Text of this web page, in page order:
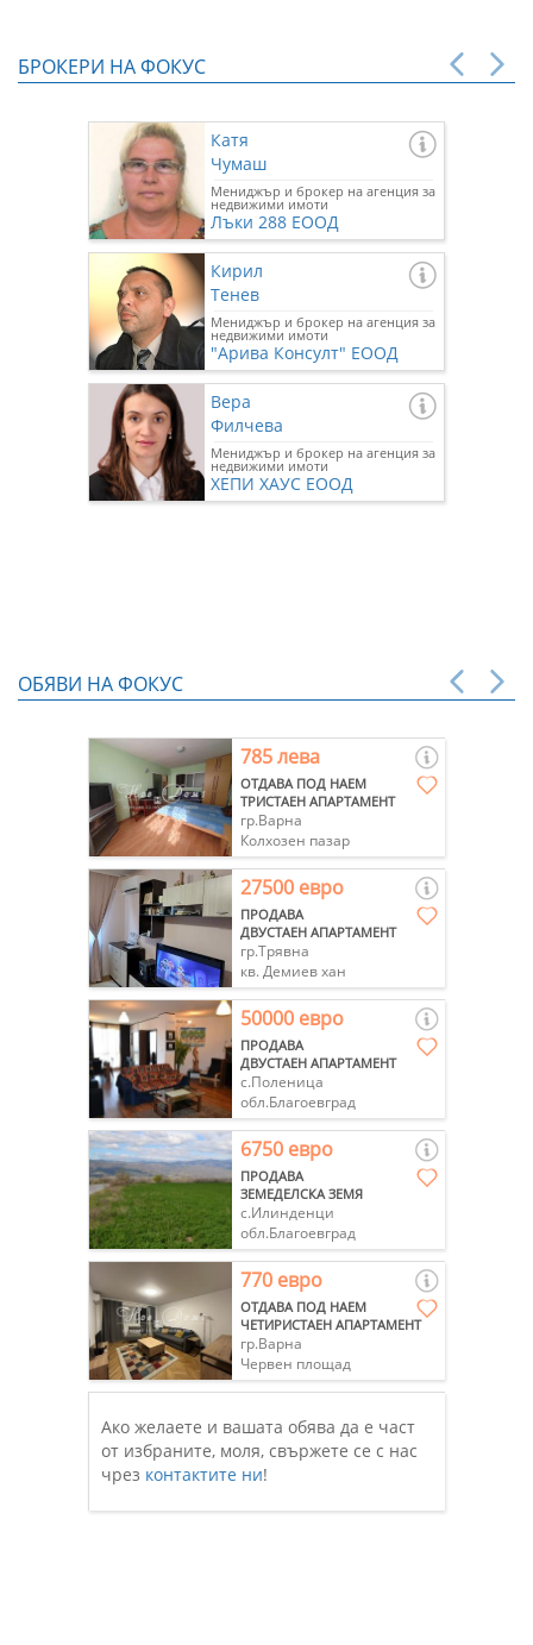
БРОКЕРИ НА ФОКУС
Катя
Чумаш
Мениджър и брокер на агенция за
недвижими имоти
Лъки 288 ЕООД
Кирил
Тенев
Мениджър и брокер на агенция за
недвижими имоти
"Арива Консулт" ЕООД
Вера
Филчева
Мениджър и брокер на агенция за
недвижими имоти
ХЕПИ ХАУС ЕООД
ОБЯВИ НА ФОКУС
785 лева
ОТДАВА ПОД НАЕМ
ТРИСТАЕН АПАРТАМЕНТ
гр.Варна
Колхозен пазар
27500 евро
ПРОДАВА
ДВУСТАЕН АПАРТАМЕНТ
гр.Трявна
кв. Демиев хан
50000 евро
ПРОДАВА
ДВУСТАЕН АПАРТАМЕНТ
с.Поленица
обл.Благоевград
6750 евро
ПРОДАВА
ЗЕМЕДЕЛСКА ЗЕМЯ
с.Илинденци
обл.Благоевград
770 евро
ОТДАВА ПОД НАЕМ
ЧЕТИРИСТАЕН АПАРТАМЕНТ
гр.Варна
Червен площад
Ако желаете и вашата обява да е част
от избраните, моля, свържете се с нас
чрез контактите ни!